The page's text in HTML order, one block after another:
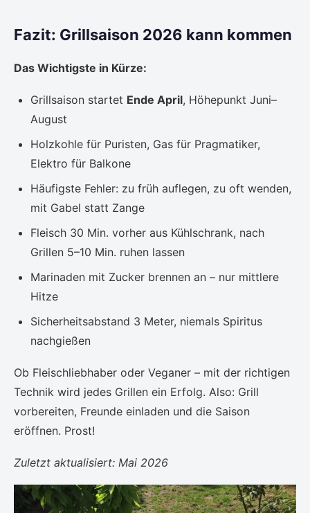
Fazit: Grillsaison 2026 kann kommen
Das Wichtigste in Kürze:
Grillsaison startet Ende April, Höhepunkt Juni–
August
Holzkohle für Puristen, Gas für Pragmatiker,
Elektro für Balkone
Häufigste Fehler: zu früh auflegen, zu oft wenden,
mit Gabel statt Zange
Fleisch 30 Min. vorher aus Kühlschrank, nach
Grillen 5–10 Min. ruhen lassen
Marinaden mit Zucker brennen an – nur mittlere
Hitze
Sicherheitsabstand 3 Meter, niemals Spiritus
nachgießen
Ob Fleischliebhaber oder Veganer – mit der richtigen
Technik wird jedes Grillen ein Erfolg. Also: Grill
vorbereiten, Freunde einladen und die Saison
eröffnen. Prost!
Zuletzt aktualisiert: Mai 2026